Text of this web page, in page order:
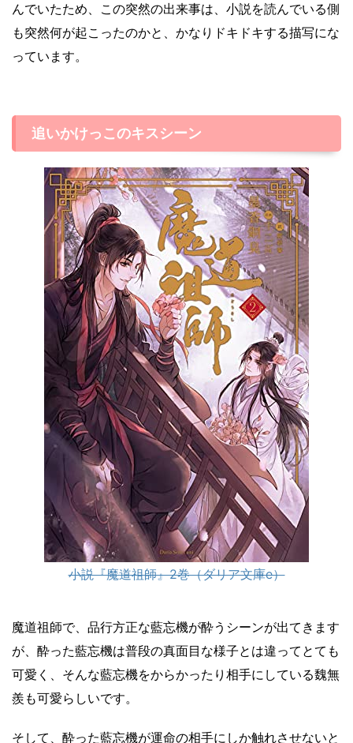
んでいたため、この突然の出来事は、小説を読んでいる側
も突然何が起こったのかと、かなりドキドキする描写にな
っています。
追いかけっこのキスシーン
小説『魔道祖師』2巻（ダリア文庫e）
魔道祖師で、品行方正な藍忘機が酔うシーンが出てきます
が、酔った藍忘機は普段の真面目な様子とは違ってとても
可愛く、そんな藍忘機をからかったり相手にしている魏無
羨も可愛らしいです。
そして、酔った藍忘機が運命の相手にしか触れさせないと